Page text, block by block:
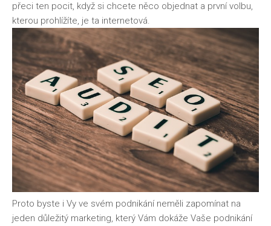
přeci ten pocit, když si chcete něco objednat a první volbu,
kterou prohlížíte, je ta internetová.
Proto byste i Vy ve svém podnikání neměli zapomínat na
jeden důležitý marketing, který Vám dokáže Vaše podnikání